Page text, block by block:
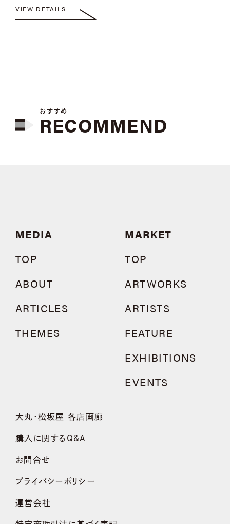
VIEW DETAILS
おすすめ
RECOMMEND
MEDIA
TOP
ABOUT
ARTICLES
THEMES
MARKET
TOP
ARTWORKS
ARTISTS
FEATURE
EXHIBITIONS
EVENTS
大丸・松坂屋 各店画廊
購入に関するQ&A
お問合せ
プライバシーポリシー
運営会社